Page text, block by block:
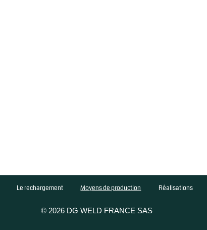
Le rechargement Moyens de production Réalisations
© 2026 DG WELD FRANCE SAS